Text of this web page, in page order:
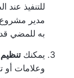
للتنفيذ
مدير
به للمضي
يمكنكتنظيم
وعلامات أو